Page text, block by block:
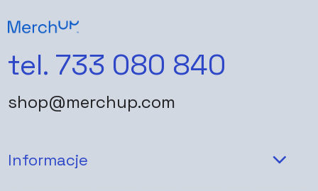
tel. 733 080 840
shop@merchup.com
Informacje